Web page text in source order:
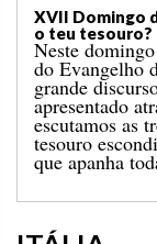
XIX Domingo
me que vá ter
O Evangelho
milagre da
multidão, num
recolha de
acontecimento
hoje, no qual
ITÁLIA